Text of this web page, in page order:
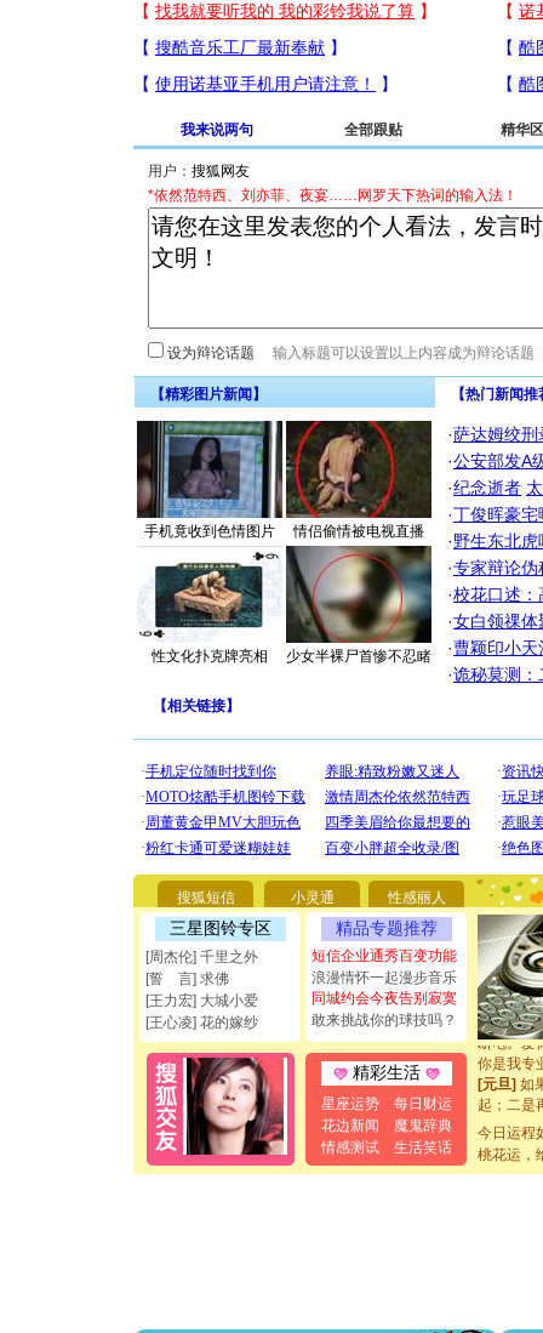
我来说两句 全部跟贴 精华区
用户：
*依然范特西、刘亦菲、夜宴……网罗天下热词的输入法！
设为辩论话题
【精彩图片新闻】
手机竟收到色情图片 情侣偷情被电视直播
性文化扑克牌亮相 少女半裸尸首惨不忍睹
【热门新闻
·萨达姆绞刑
·公安部发A
·纪念逝者
·丁俊晖豪
·野生东北
·专家辩论伪
·校花口述：
·女白领祼体
·曹颖印小天
·诡秘莫测：
【相关链接】
搜狐短信 小灵通 性感丽人
三星图铃专区
[周杰伦] 千里之外
[誓 言] 求佛
[王力宏] 大城小爱
[王心凌] 花的嫁纱
精品专题推荐
短信企业通秀百变功能
浪漫情怀一起漫步音乐
同城约会今夜告别寂寞
敢来挑战你的球技吗？
精彩生活
星座运势
每日财运
花边新闻
魔鬼辞典
情感测试
生活笑话
[圣诞节]
要平安！
[圣诞节]
能正大光
都要快乐
[圣诞节]
如意,快
[元旦]看
断电。爱
你是我专
[元旦]如
起；二是
离。水晶
[元旦]当
泣，这痛
卖了。水
今日运程
桃花运，